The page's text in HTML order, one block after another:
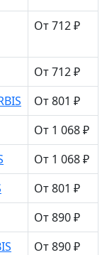
От 712 ₽
От 712 ₽
От 801 ₽
От 1 068 ₽
От 1 068 ₽
От 801 ₽
От 890 ₽
От 890 ₽